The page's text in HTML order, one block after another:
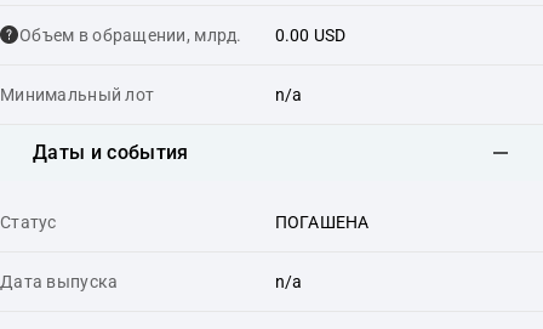
Объем в обращении, млрд. 0.00 USD
Минимальный лот n/a
Даты и события
Статус ПОГАШЕНА
Дата выпуска n/a